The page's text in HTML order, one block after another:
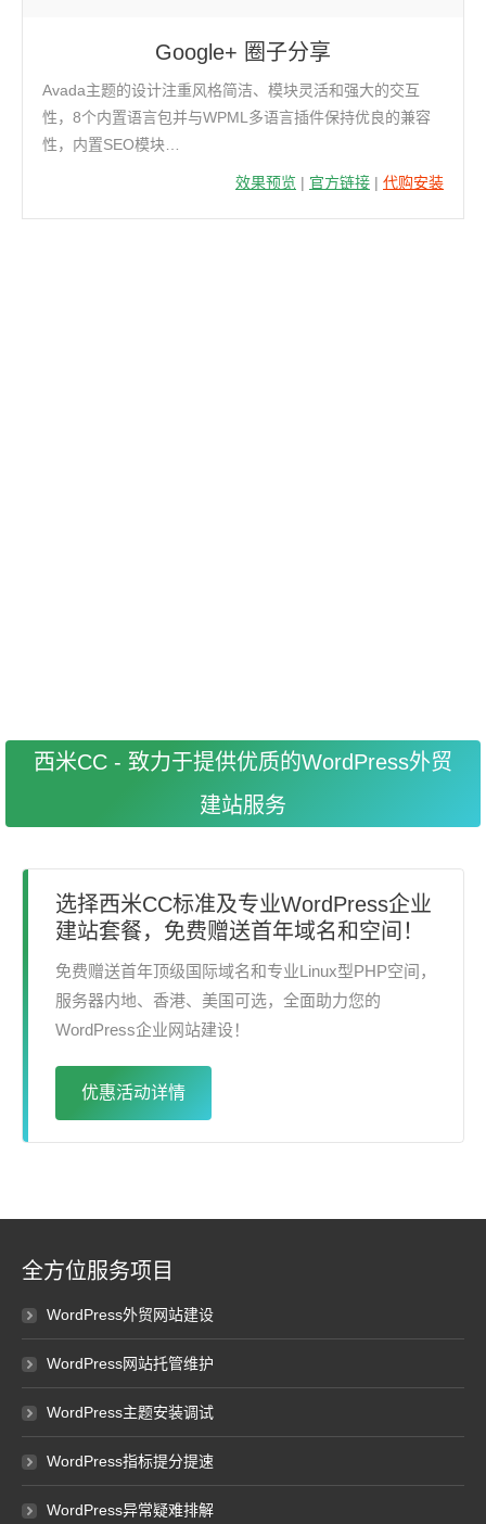
Google+ 圈子分享
Avada主题的设计注重风格简洁、模块灵活和强大的交互
性，8个内置语言包并与WPML多语言插件保持优良的兼容
性，内置SEO模块…
效果预览 | 官方链接 | 代购安装
西米CC - 致力于提供优质的WordPress外贸
建站服务
选择西米CC标准及专业WordPress企业
建站套餐，免费赠送首年域名和空间！
免费赠送首年顶级国际域名和专业Linux型PHP空间，
服务器内地、香港、美国可选，全面助力您的
WordPress企业网站建设！
优惠活动详情
全方位服务项目
WordPress外贸网站建设
WordPress网站托管维护
WordPress主题安装调试
WordPress指标提分提速
WordPress异常疑难排解